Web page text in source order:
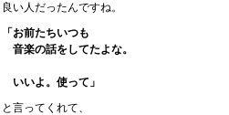
良い人だったんですね。
「お前たちいつも
音楽の話をしてたよな。
いいよ。使って」
と言ってくれて、